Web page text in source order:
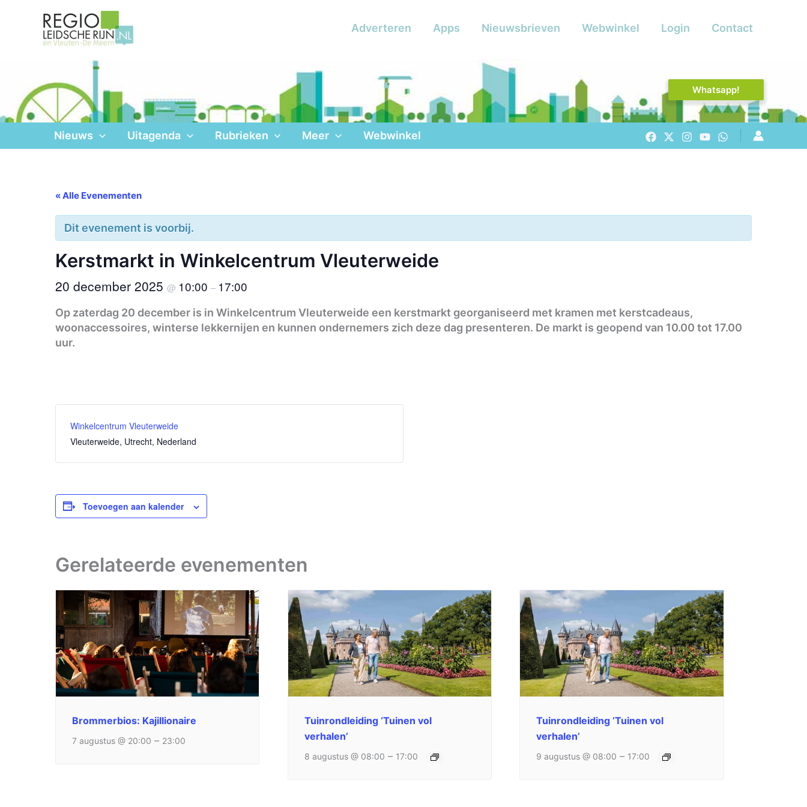
Adverteren Apps Nieuwsbrieven Webwinkel Login Contact
Whatsapp!
Nieuws Uitagenda Rubrieken Meer Webwinkel
« Alle Evenementen
Dit evenement is voorbij.
Kerstmarkt in Winkelcentrum Vleuterweide
20 december 2025 @ 10:00 – 17:00
Op zaterdag 20 december is in Winkelcentrum Vleuterweide een kerstmarkt georganiseerd met kramen met kerstcadeaus,
woonaccessoires, winterse lekkernijen en kunnen ondernemers zich deze dag presenteren. De markt is geopend van 10.00 tot 17.00
uur.
Winkelcentrum Vleuterweide
Vleuterweide, Utrecht, Nederland
Toevoegen aan kalender
Gerelateerde evenementen
Brommerbios: Kajillionaire
7 augustus @ 20:00 – 23:00
Tuinrondleiding ‘Tuinen vol
verhalen’
8 augustus @ 08:00 – 17:00
Tuinrondleiding ‘Tuinen vol
verhalen’
9 augustus @ 08:00 – 17:00